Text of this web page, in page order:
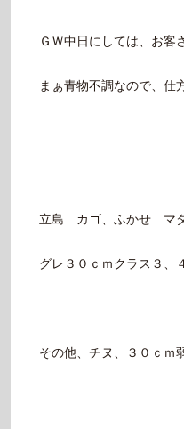
ＧＷ中日にしては、お客
まぁ青物不調なので、
立島 カゴ、ふかせ マ
グレ３０ｃｍクラス３、
その他、チヌ、３０ｃｍ